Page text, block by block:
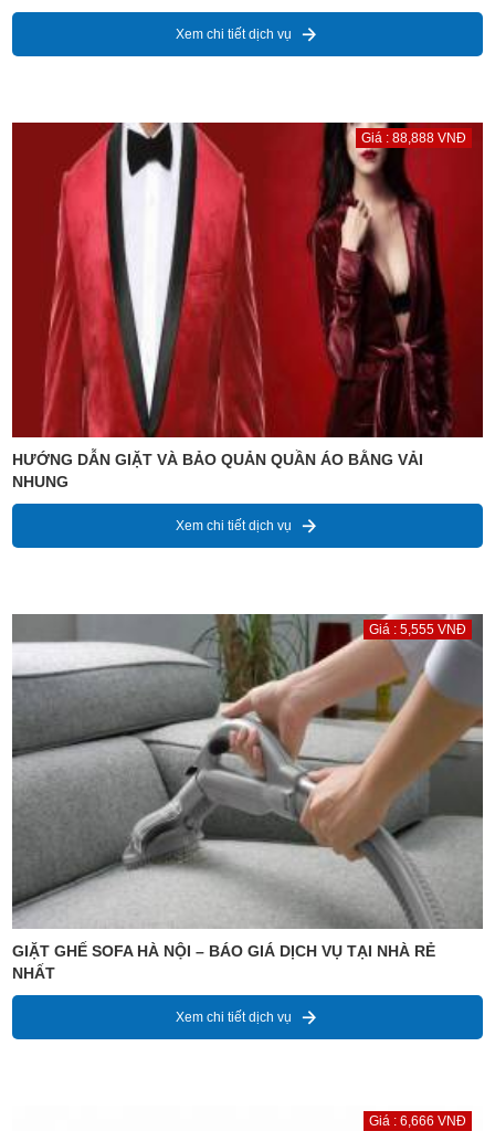
Xem chi tiết dịch vụ
Giá : 88,888 VNĐ
HƯỚNG DẪN GIẶT VÀ BẢO QUẢN QUẦN ÁO BẰNG VẢI
NHUNG
Xem chi tiết dịch vụ
Giá : 5,555 VNĐ
GIẶT GHẾ SOFA HÀ NỘI – BÁO GIÁ DỊCH VỤ TẠI NHÀ RẺ
NHẤT
Xem chi tiết dịch vụ
Giá : 6,666 VNĐ